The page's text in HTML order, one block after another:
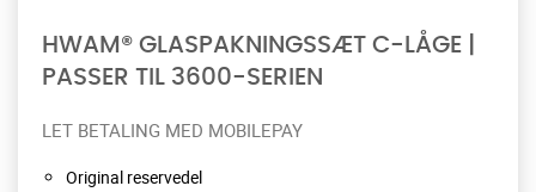
HWAM® GLASPAKNINGSSÆT C-LÅGE |
PASSER TIL 3600-SERIEN
LET BETALING MED MOBILEPAY
Original reservedel